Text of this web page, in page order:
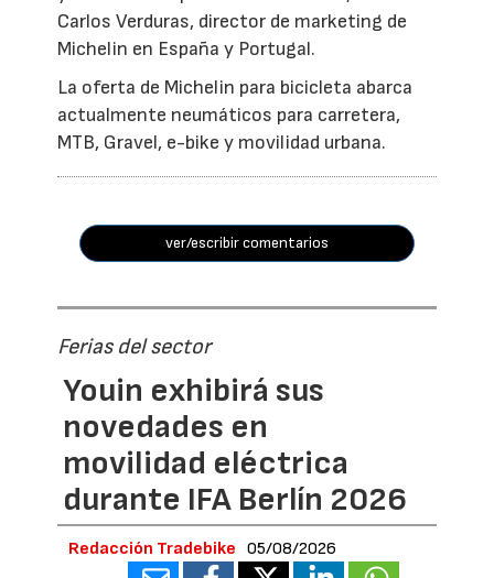
Carlos Verduras, director de marketing de
Michelin en España y Portugal.
La oferta de Michelin para bicicleta abarca
actualmente neumáticos para carretera,
MTB, Gravel, e-bike y movilidad urbana.
ver/escribir comentarios
Ferias del sector
Youin exhibirá sus
novedades en
movilidad eléctrica
durante IFA Berlín 2026
Redacción Tradebike 05/08/2026